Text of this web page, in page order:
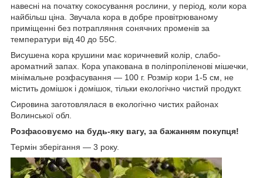
навесні на початку сокосування рослини, у період, коли кора
найбільш ціна. Звучала кора в добре провітрюваному
приміщенні без потрапляння сонячних променів за
температури від 40 до 55С.
Висушена кора крушини має коричневий колір, слабо-
ароматний запах. Кора упакована в поліпропіленові мішечки,
мінімальне розфасування — 100 г. Розмір кори 1-5 см, не
містить домішок і домішок, тільки екологічно чистий продукт.
Сировина заготовлялася в екологічно чистих районах
Волинської обл.
Розфасовуємо на будь-яку вагу, за бажанням покупця!
Термін зберігання — 3 року.